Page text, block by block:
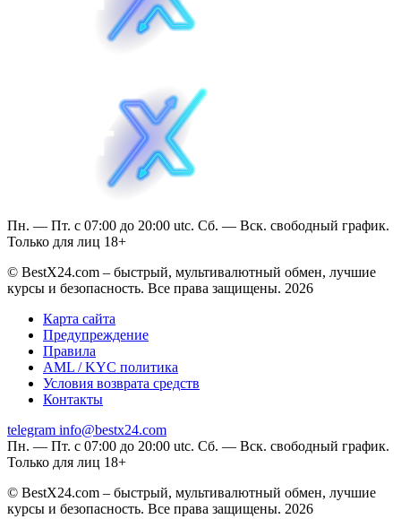
Пн. — Пт. с 07:00 до 20:00 utc. Сб. — Вск. свободный график.
Только для лиц 18+
© BestX24.com – быстрый, мультивалютный обмен, лучшие
курсы и безопасность. Все права защищены. 2026
Карта сайта
Предупреждение
Правила
AML / KYC политика
Условия возврата средств
Контакты
telegram info@bestx24.com
Пн. — Пт. с 07:00 до 20:00 utc. Сб. — Вск. свободный график.
Только для лиц 18+
© BestX24.com – быстрый, мультивалютный обмен, лучшие
курсы и безопасность. Все права защищены. 2026